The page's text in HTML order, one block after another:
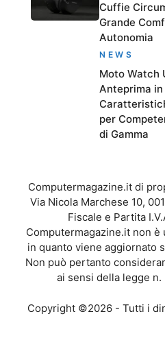
Cuffie
Grande
Autonomia
NEWS
Moto Watch
Anteprima in
per
di Gamma
Computermagazine.it di
Via Nicola Marchese 10,
Fiscale e Partita
Computermagazine.it non è
in quanto viene aggiornato
Non può pertanto
ai sensi della legge n.
Copyright ©2026 - Tutti i